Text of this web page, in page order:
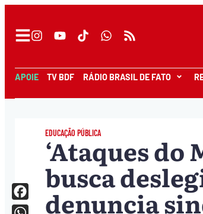
APOIE TV BDF RÁDIO BRASIL DE FATO
EDUCAÇÃO PÚBLICA
‘Ataques do
busca
denuncia
Facebook